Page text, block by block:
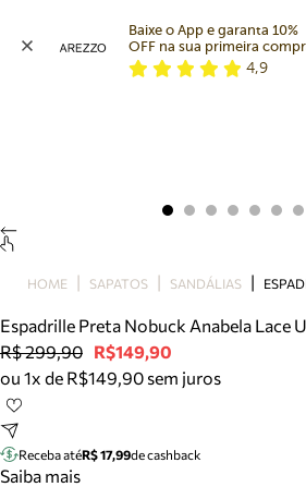
Bolsa
Tamanco
Tênis
Mule
Tire dúvidas sobre pedidos,
Baixe o App e garanta 10%
OFF na sua primeira
4,9
HOME SAPATOS SANDÁLIAS
Espadrille Preta Nobuck Anabela Lace
R$ 299,90 R$149,90
ou 1x de R$149,90 sem juros
Receba atéR$ 17,99de cashback
Saiba mais